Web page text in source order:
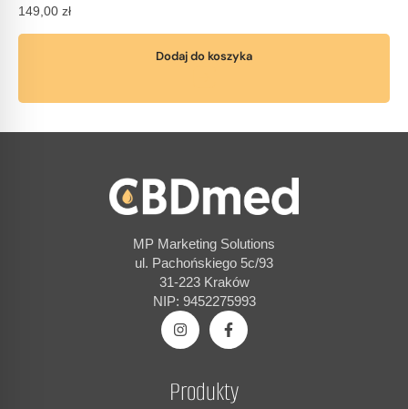
149,00 zł
Dodaj do koszyka
MP Marketing Solutions
ul. Pachońskiego 5c/93
31-223 Kraków
NIP: 9452275993
Produkty